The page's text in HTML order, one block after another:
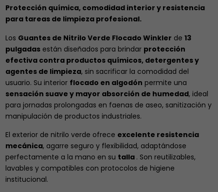
Protección química, comodidad interior y resistencia
para tareas de limpieza profesional.
Los Guantes de Nitrilo Verde Flocado Winkler de 13
pulgadasestán diseñados para brindar protección
efectiva contra productos químicos, detergentes y
agentes de limpieza, sin sacrificar la comodidad del
usuario. Su interior flocado en algodón permite una
sensación suave y mayor absorción de humedad, ideal
para jornadas prolongadas en faenas de aseo, sanitización y
manipulación de productos industriales.
El exterior de nitrilo verde ofrece excelente resistencia
mecánica, agarre seguro y flexibilidad, adaptándose
perfectamente a la mano en su talla . Son reutilizables,
lavables y compatibles con protocolos de higiene
institucional.